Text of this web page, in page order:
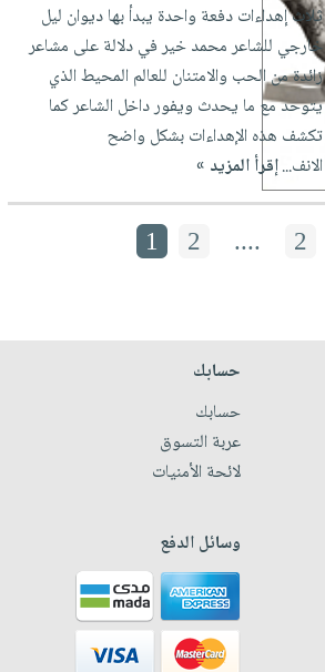
ثلاث إهداءات دفعة واحدة يبدأ بها ديوان ليل
خارجي للشاعر محمد خير في دلالة على مشاعر
زائدة من الحب والامتنان للعالم المحيط الذي
يتوحد مع ما يحدث ويفور داخل الشاعر كما
تكشف هذه الإهداءات بشكل واضح
الانف...إقرأ المزيد »
1 2 .... 2
حسابك
حسابك
عربة التسوق
لائحة الأمنيات
وسائل الدفع